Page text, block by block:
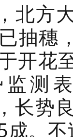
北方
抽穗
开花
监测
长势
成。